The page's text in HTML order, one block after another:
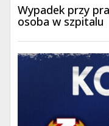
Wypadek przy
osoba w szpitalu